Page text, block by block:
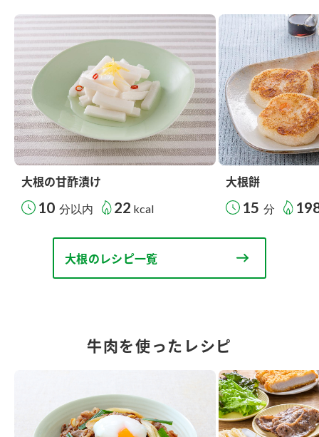
大根の甘酢漬け
10 分以内 22 kcal
大根餅
15 分
大根のレシピ一覧
牛肉を使ったレシピ